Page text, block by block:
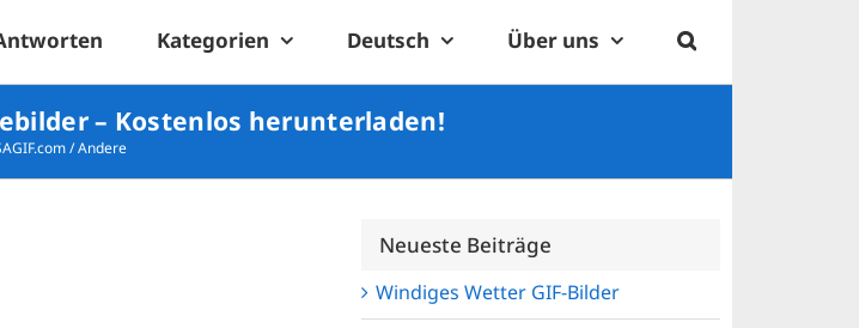
Kategorien Deutsch Über uns
– Kostenlos herunterladen!
/Andere
Neueste Beiträge
Windiges Wetter GIF-Bilder